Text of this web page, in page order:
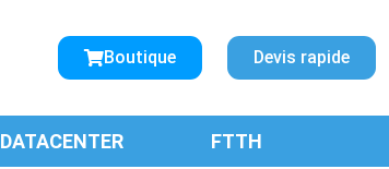
Boutique Devis rapide
DATACENTER FTTH